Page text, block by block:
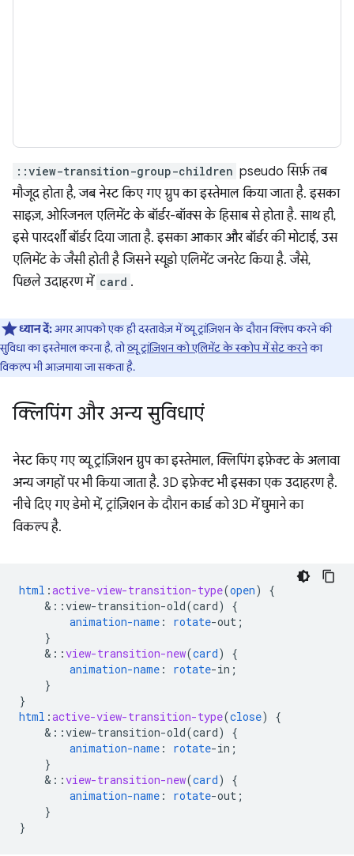
::view-transition-group-children pseudo सिर्फ़ तब
मौजूद होता है, जब नेस्ट किए गए ग्रुप का इस्तेमाल किया जाता है. इसका
साइज़, ओरिजनल एलिमेंट के बॉर्डर-बॉक्स के हिसाब से होता है. साथ ही,
इसे पारदर्शी बॉर्डर दिया जाता है. इसका आकार और बॉर्डर की मोटाई, उस
एलिमेंट के जैसी होती है जिसने स्यूडो एलिमेंट जनरेट किया है. जैसे,
पिछले उदाहरण में card .
ध्यान दें:अगर आपको एक ही दस्तावेज़ में व्यू ट्रांज़िशन के दौरान क्लिप करने की
सुविधा का इस्तेमाल करना है, तोव्यू ट्रांज़िशन को एलिमेंट के स्कोप में सेट करनेका
विकल्प भी आज़माया जा सकता है.
क्लिपिंग और अन्य सुविधाएं
नेस्ट किए गए व्यू ट्रांज़िशन ग्रुप का इस्तेमाल, क्लिपिंग इफ़ेक्ट के अलावा
अन्य जगहों पर भी किया जाता है. 3D इफ़ेक्ट भी इसका एक उदाहरण है.
नीचे दिए गए डेमो में, ट्रांज़िशन के दौरान कार्ड को 3D में घुमाने का
विकल्प है.
html :active-view-transition-type(open)
{
& ::view-transition-old(card)
{
animation-name : rotate-out ;
}
& ::view-transition-new(card)
{
animation-name : rotate-in ;
}
}
html :active-view-transition-type(close)
{
& ::view-transition-old(card)
{
animation-name : rotate-in ;
}
& ::view-transition-new(card)
{
animation-name : rotate-out ;
}
}